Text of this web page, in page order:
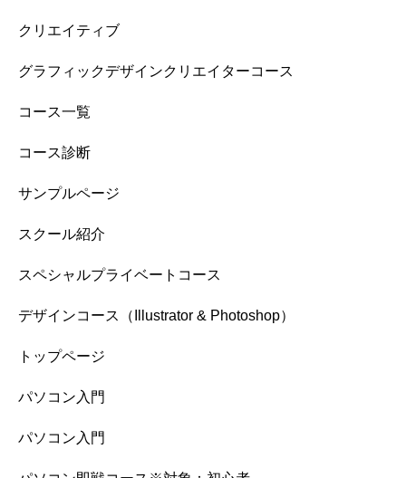
クリエイティブ
グラフィックデザインクリエイターコース
コース一覧
コース診断
サンプルページ
スクール紹介
スペシャルプライベートコース
デザインコース（Illustrator & Photoshop）
トップページ
パソコン入門
パソコン入門